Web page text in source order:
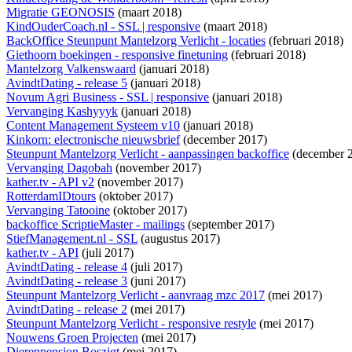
Migratie GEONOSIS (maart 2018)
KindOuderCoach.nl - SSL | responsive (maart 2018)
BackOffice Steunpunt Mantelzorg Verlicht - locaties (februari 2018)
Giethoorn boekingen - responsive finetuning (februari 2018)
Mantelzorg Valkenswaard (januari 2018)
AvindtDating - release 5 (januari 2018)
Novum Agri Business - SSL | responsive (januari 2018)
Vervanging Kashyyyk (januari 2018)
Content Management Systeem v10 (januari 2018)
Kinkorn: electronische nieuwsbrief(december 2017)
Steunpunt Mantelzorg Verlicht - aanpassingen backoffice (december
Vervanging Dagobah (november 2017)
kather.tv - API v2 (november 2017)
RotterdamIDtours (oktober 2017)
Vervanging Tatooine (oktober 2017)
backoffice ScriptieMaster - mailings (september 2017)
StiefManagement.nl - SSL (augustus 2017)
kather.tv - API (juli 2017)
AvindtDating - release 4 (juli 2017)
AvindtDating - release 3 (juni 2017)
Steunpunt Mantelzorg Verlicht - aanvraag mzc 2017 (mei 2017)
AvindtDating - release 2 (mei 2017)
Steunpunt Mantelzorg Verlicht - responsive restyle (mei 2017)
Nouwens Groen Projecten (mei 2017)